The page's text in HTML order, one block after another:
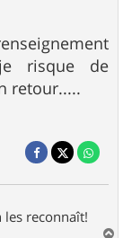
risque de
retour.....
les reconnaît!